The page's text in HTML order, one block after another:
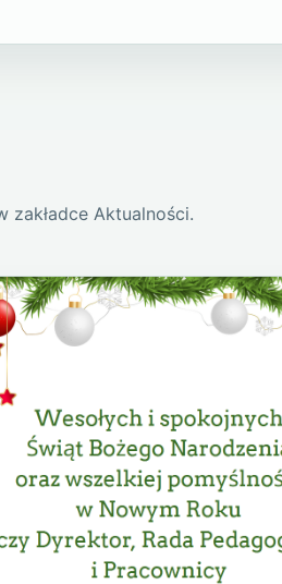
zakładce Aktualności.